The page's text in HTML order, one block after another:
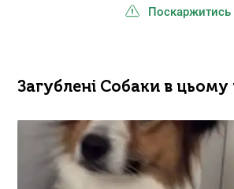
Поскаржитись
Загублені Собаки в цьому